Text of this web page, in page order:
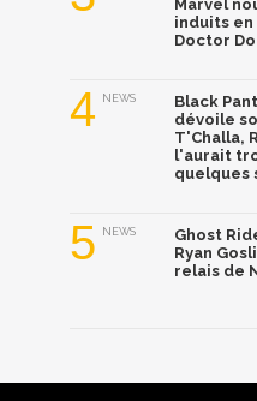
Marvel
induits
Doctor
4 NEWS
Black
dévoile
T'Challa,
l'aurait
quelques
5 NEWS
Ghost
Ryan
relais de